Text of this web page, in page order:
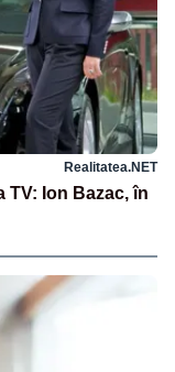
Realitatea.NET
TV: Ion Bazac, în